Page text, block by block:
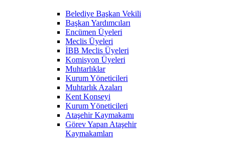
Belediye Başkan Vekili
Başkan Yardımcıları
Encümen Üyeleri
Meclis Üyeleri
İBB Meclis Üyeleri
Komisyon Üyeleri
Muhtarlıklar
Kurum Yöneticileri
Muhtarlık Azaları
Kent Konseyi
Kurum Yöneticileri
Ataşehir Kaymakamı
Görev Yapan Ataşehir
Kaymakamları